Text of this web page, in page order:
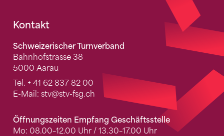
Fusszeile
Kontakt
Schweizerischer Turnverband
Bahnhofstrasse 38
5000 Aarau
Tel. + 41 62 837 82 00
E-Mail: stv@stv-fsg.ch
Öffnungszeiten Empfang Geschäftsstelle
Mo: 08.00–12.00 Uhr / 13.30–17.00 Uhr